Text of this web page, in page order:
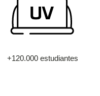
+120.000 estudiantes